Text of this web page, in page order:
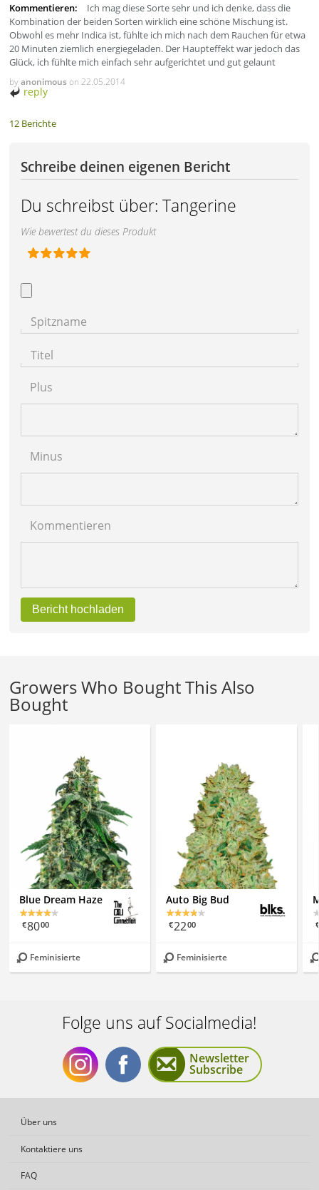
Kommentieren:
Ich mag diese Sorte sehr und ich denke, dass die
Kombination der beiden Sorten wirklich eine schöne Mischung ist.
Obwohl es mehr Indica ist, fühlte ich mich nach dem Rauchen für etwa
20 Minuten ziemlich energiegeladen. Der Haupteffekt war jedoch das
Glück, ich fühlte mich einfach sehr aufgerichtet und gut gelaunt
byanonimouson22.05.2014
reply
12 Berichte
Schreibe deinen eigenen Bericht
Du schreibst über:Tangerine
Wie bewertest du dieses Produkt
Spitzname
Titel
Plus
Minus
Kommentieren
Bericht hochladen
Growers Who Bought This Also
Bought
Blue Dream Haze
€8000
Feminisierte
Auto Big Bud
€2200
Feminisierte
Folge uns auf Socialmedia!
FolgeFolge
Newsletter
Subscribe
Über uns
Kontaktiere uns
FAQ